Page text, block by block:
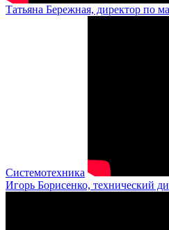
Татьяна Бережная, директор по
Системотехника
Игорь Борисенко, технический